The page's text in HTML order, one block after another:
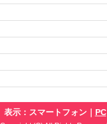
表示：スマートフォン｜ PC